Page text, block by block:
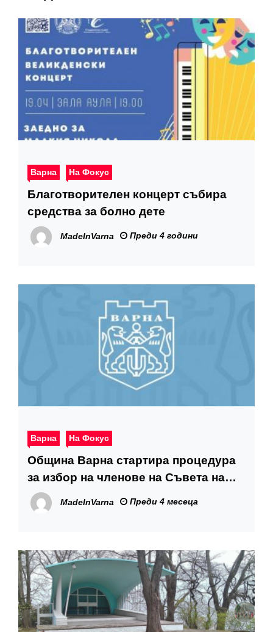
Варна На Фокус
Благотворителен концерт събира
средства за болно дете
MadeInVarna Преди 4 години
Варна На Фокус
Община Варна стартира процедура
за избор на членове на Съвета на
децата
MadeInVarna Преди 4 месеца